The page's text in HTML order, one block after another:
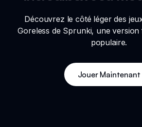
Découvrez le côté léger des
Goreless de Sprunki, une version
populaire.
Jouer Maintenant